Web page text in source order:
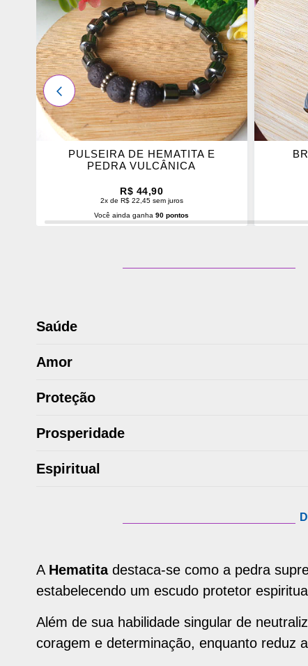
OS
FAVORITOS
PULSEIRA DE HEMATITA E
PEDRA VULCÂNICA
R$ 44,90
2x de R$ 22,45 sem juros
Você ainda ganha90 pontos
OS
ANTERIOR
Saúde
Amor
Proteção
Prosperidade
Espiritual
A Hematita destaca-se como a pedra
estabelecendo um escudo protetor
Além de sua habilidade singular de
coragem e determinação, enquanto reduz